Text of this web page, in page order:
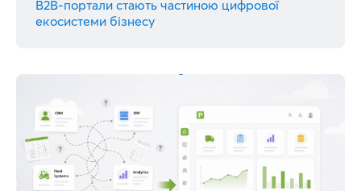
B2B-портали стають частиною цифрової
екосистеми бізнесу